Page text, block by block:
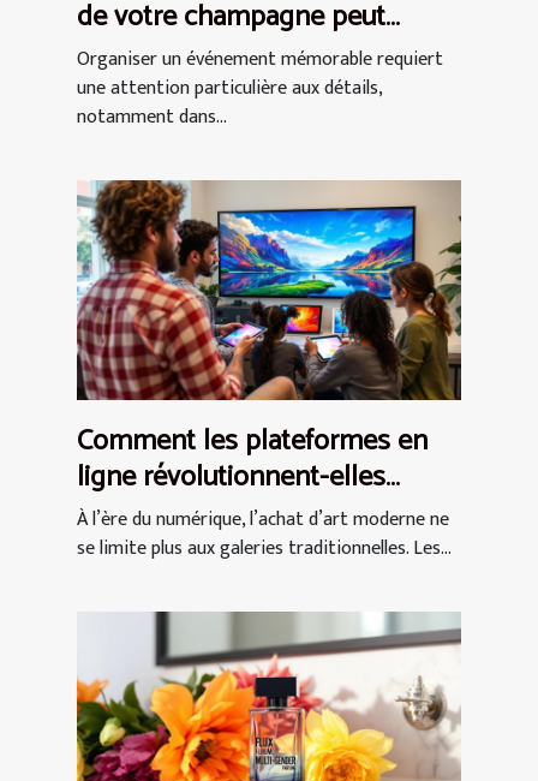
de votre champagne peut
rehausser vos événements ?
Organiser un événement mémorable requiert
une attention particulière aux détails,
notamment dans...
Comment les plateformes en
ligne révolutionnent-elles
l'achat d'art moderne ?
À l’ère du numérique, l’achat d’art moderne ne
se limite plus aux galeries traditionnelles. Les...